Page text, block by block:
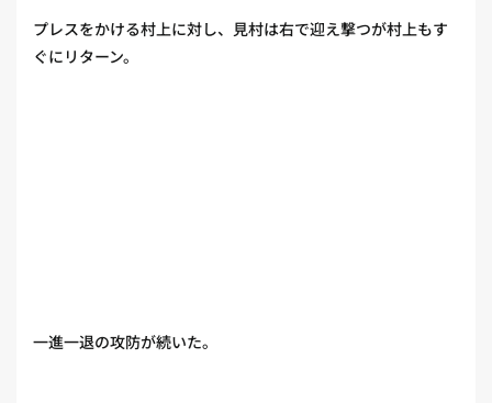
プレスをかける村上に対し、見村は右で迎え撃つが村上もす
ぐにリターン。
一進一退の攻防が続いた。